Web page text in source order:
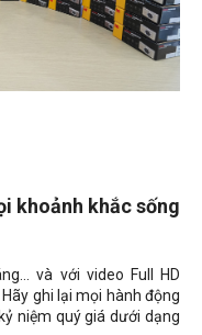
khoảnh khắc sống
và với video Full HD
ghi lại mọi hành động
niệm quý giá dưới dạng